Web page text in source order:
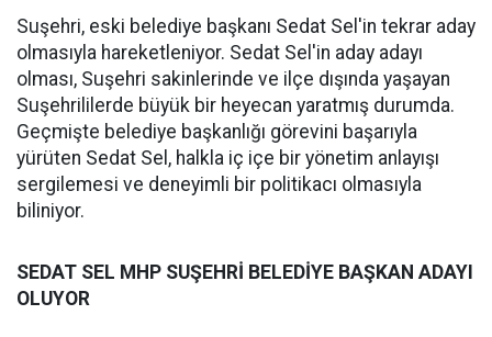
Suşehri, eski belediye başkanı Sedat Sel'in tekrar aday
olmasıyla hareketleniyor. Sedat Sel'in aday adayı
olması, Suşehri sakinlerinde ve ilçe dışında yaşayan
Suşehrililerde büyük bir heyecan yaratmış durumda.
Geçmişte belediye başkanlığı görevini başarıyla
yürüten Sedat Sel, halkla iç içe bir yönetim anlayışı
sergilemesi ve deneyimli bir politikacı olmasıyla
biliniyor.
SEDAT SEL MHP SUŞEHRİ BELEDİYE BAŞKAN ADAYI
OLUYOR